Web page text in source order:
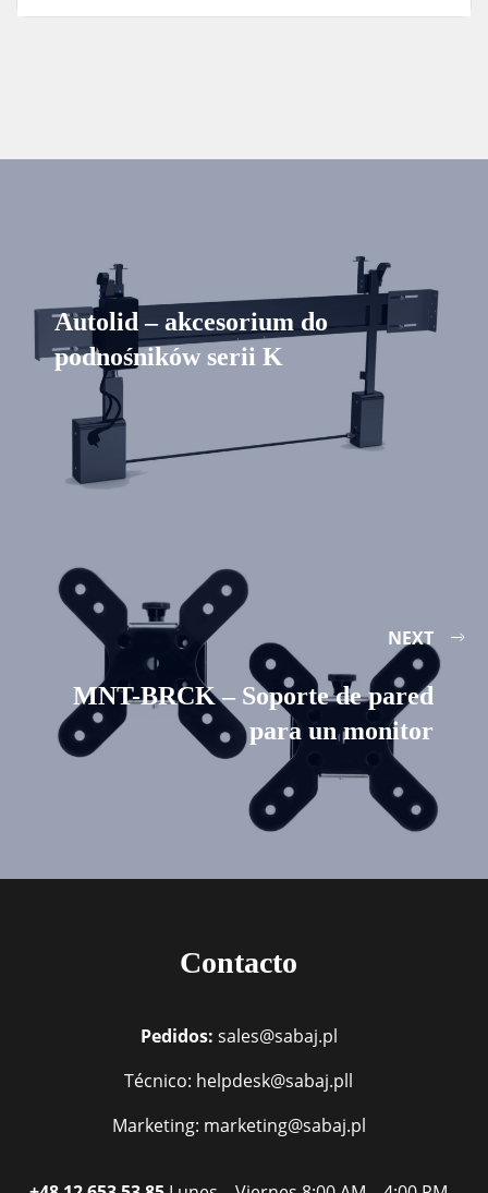
Autolid – akcesorium do
podnośników serii K
NEXT
MNT-BRCK – Soporte de pared
para un monitor
Contacto
Pedidos: sales@sabaj.pl
Técnico: helpdesk@sabaj.pll
Marketing: marketing@sabaj.pl